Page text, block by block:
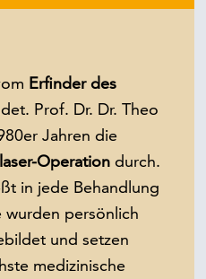
Erfinder des
Prof. Dr. Dr. Theo
Jahren die
Operation durch.
in jede Behandlung
wurden persönlich
und setzen
medizinische